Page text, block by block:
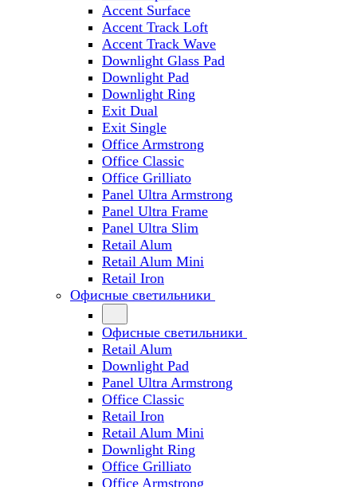
Accent Surface
Accent Track Loft
Accent Track Wave
Downlight Glass Pad
Downlight Pad
Downlight Ring
Exit Dual
Exit Single
Office Armstrong
Office Classic
Office Grilliato
Panel Ultra Armstrong
Panel Ultra Frame
Panel Ultra Slim
Retail Alum
Retail Alum Mini
Retail Iron
Офисные светильники
Офисные светильники
Retail Alum
Downlight Pad
Panel Ultra Armstrong
Office Classic
Retail Iron
Retail Alum Mini
Downlight Ring
Office Grilliato
Office Armstrong